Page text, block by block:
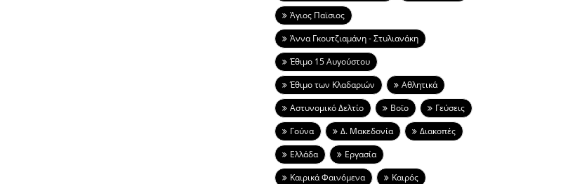
Άγιος Παϊσιος
Άννα Γκουτζιαμάνη - Στυλιανάκη
Έθιμο 15 Αυγούστου
Έθιμο των Κλαδαριών
Αθλητικά
Αστυνομικό Δελτίο
Βοϊο
Γεύσεις
Γούνα
Δ. Μακεδονία
Διακοπές
Ελλάδα
Εργασία
Καιρικά Φαινόμενα
Καιρός